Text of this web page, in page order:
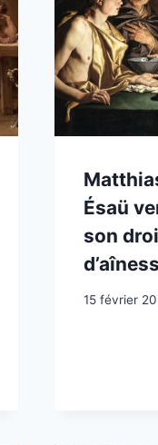
Ésaü
son
15 février